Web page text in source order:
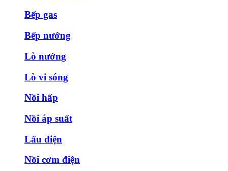
Bếp gas
Bếp nướng
Lò nướng
Lò vi sóng
Nồi hấp
Nồi áp suất
Lẩu điện
Nồi cơm điện